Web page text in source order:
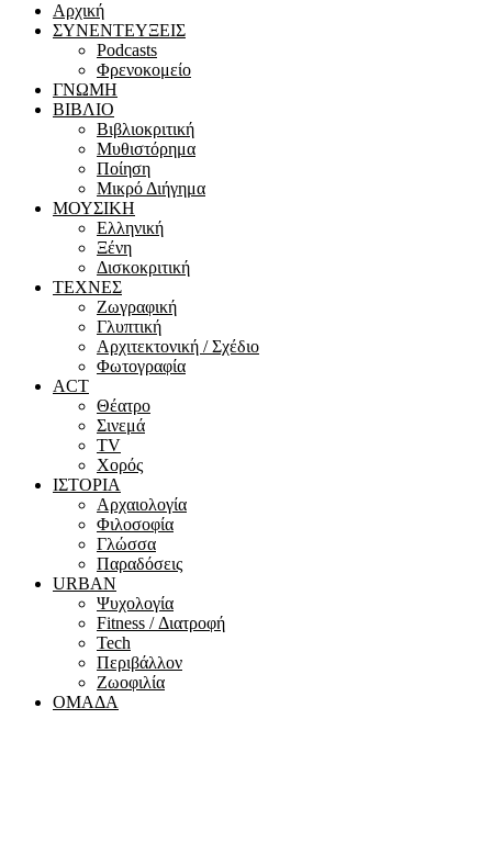
Αρχική
ΣΥΝΕΝΤΕΥΞΕΙΣ
Podcasts
Φρενοκομείο
ΓΝΩΜΗ
ΒΙΒΛΙΟ
Βιβλιοκριτική
Μυθιστόρημα
Ποίηση
Μικρό Διήγημα
ΜΟΥΣΙΚΗ
Ελληνική
Ξένη
Δισκοκριτική
ΤΕΧΝΕΣ
Ζωγραφική
Γλυπτική
Αρχιτεκτονική / Σχέδιο
Φωτογραφία
ACT
Θέατρο
Σινεμά
ΤV
Χορός
ΙΣΤΟΡΙΑ
Αρχαιολογία
Φιλοσοφία
Γλώσσα
Παραδόσεις
URBAN
Ψυχολογία
Fitness / Διατροφή
Tech
Περιβάλλον
Ζωοφιλία
ΟΜΑΔΑ